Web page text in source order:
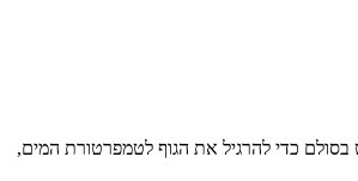
כדי להרגיל את הגוף לטמפרטורת המים,